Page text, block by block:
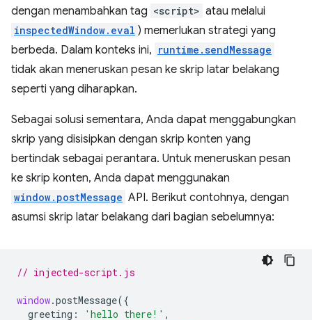
dengan menambahkan tag <script> atau melalui
inspectedWindow.eval ) memerlukan strategi yang
berbeda. Dalam konteks ini, runtime.sendMessage
tidak akan meneruskan pesan ke skrip latar belakang
seperti yang diharapkan.
Sebagai solusi sementara, Anda dapat menggabungkan
skrip yang disisipkan dengan skrip konten yang
bertindak sebagai perantara. Untuk meneruskan pesan
ke skrip konten, Anda dapat menggunakan
window.postMessage API. Berikut contohnya, dengan
asumsi skrip latar belakang dari bagian sebelumnya:
// injected-script.js
window.postMessage({
greeting : 'hello there!' ,